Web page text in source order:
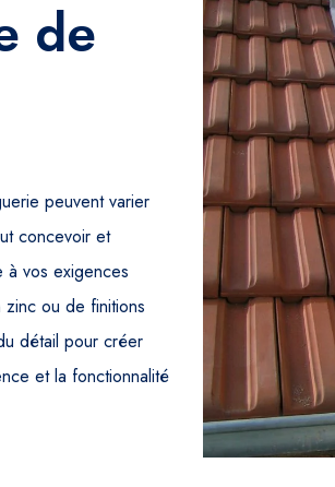
de
peuvent varier
concevoir et
à vos exigences
ou de finitions
détail pour créer
et la fonctionnalité